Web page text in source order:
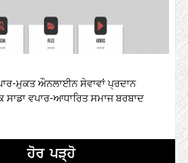
ਮੁਕਤ ਔਨਲਾਈਨ ਸੇਵਾਵਾਂ ਪ੍ਰਦਾਨ
ਸਾਡਾ ਵਪਾਰ-ਆਧਾਰਿਤ ਸਮਾਜ ਬਰਬਾਦ
ਹੋਰ ਪੜ੍ਹੋ